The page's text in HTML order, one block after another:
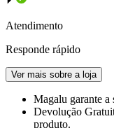
Atendimento
Responde rápido
Ver mais sobre a loja
Magalu garante a
Devolução
produto.